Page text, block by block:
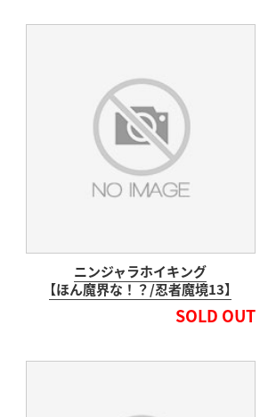
ニンジャラホイキング
【ほん魔界な！？/忍者魔境13】
SOLD OUT